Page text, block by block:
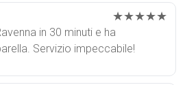
★★★★★
in 30 minuti e ha
Servizio impeccabile!